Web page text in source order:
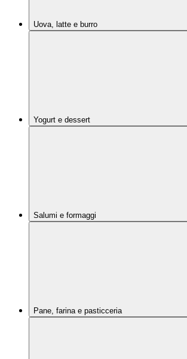
Uova, latte e burro
Yogurt e dessert
Salumi e formaggi
Pane, farina e pasticceria